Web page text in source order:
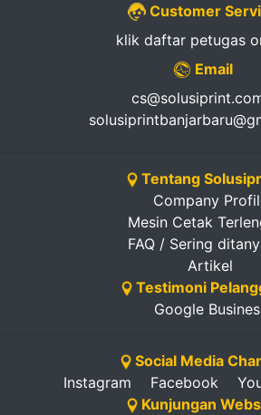
Customer
klik daftar petugas
Email
Tentang
Company
Mesin Cetak
FAQ / Sering
Artikel
Testimoni
Google
Social Media
Instagram
Facebook
Kunjungan